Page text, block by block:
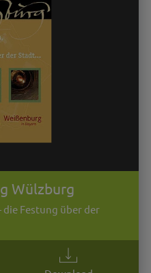
Wülzburg
Festung über der